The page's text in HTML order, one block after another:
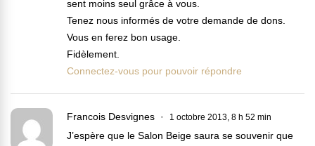
sent moins seul grâce à vous.
Tenez nous informés de votre demande de dons.
Vous en ferez bon usage.
Fidèlement.
Connectez-vous pour pouvoir répondre
Francois Desvignes 1 octobre 2013, 8 h 52 min
J’espère que le Salon Beige saura se souvenir que